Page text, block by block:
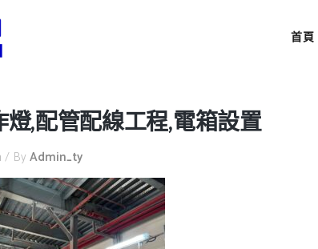
首頁
燈,配管配線工程,電箱設置
By Admin_ty